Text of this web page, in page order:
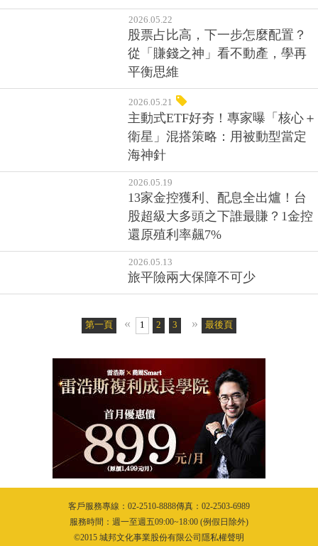
2026.05.22
股票占比高，下一步怎麼配置？
從「賺錢之神」看不動產，學再
平衡思維
2026.05.21
主動式ETF好夯！專家曝「核心＋
衛星」混搭策略：用被動型當定
海神針
2026.05.19
13家金控獲利、配息全出爐！台
股超級大多頭之下誰最賺？1金控
還原殖利率飆7%
2026.05.13
旅平險兩大保障不可少
第一頁 « 1 2 3 4 5 6
» 最後頁
客戶服務專線：02-2510-8888傳真：02-2503-6989
服務時間：週一至週五09:00~18:00 (例假日除外)
©2015 城邦文化事業股份有限公司隱私權聲明